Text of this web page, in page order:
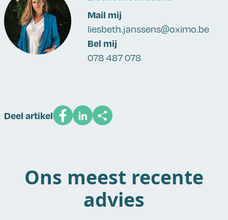
Mail mij
liesbeth.janssens@oximo.be
Bel mij
078 487 078
Deel artikel
Ons meest recente
advies